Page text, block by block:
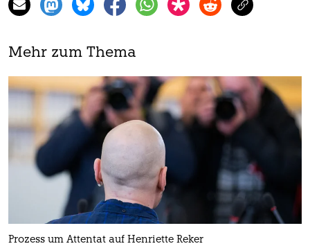
Mehr zum Thema
Prozess um Attentat auf Henriette Reker